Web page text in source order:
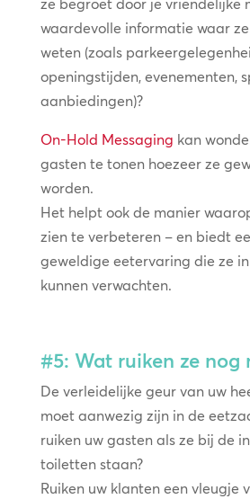
ze begroet door je vriendelijke
waardevolle informatie waar
weten (zoals
openingstijden, evenementen,
aanbiedingen)?
On-Hold Messaging kan
gasten te tonen hoezeer ze
worden.
Het helpt ook de manier
zien te verbeteren – en biedt
geweldige eetervaring die ze
kunnen verwachten.
#5: Wat ruiken ze nog
De verleidelijke geur van uw
moet aanwezig zijn in de
ruiken uw gasten als ze bij de
toiletten staan?
Ruiken uw klanten een vleugje